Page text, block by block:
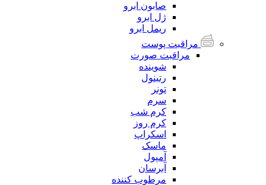
صابون ابرو
ژل ابرو
ریمل ابرو
مراقبت پوست
مراقبت صورت
شوینده
رتینول
تونر
سرم
کرم شب
کرم روز
اسکراپ
ماسک
آمپول
آبرسان
مرطوب کننده